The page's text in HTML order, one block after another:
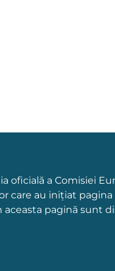
oficială a Comisiei
care au inițiat
aceasta pagină sunt